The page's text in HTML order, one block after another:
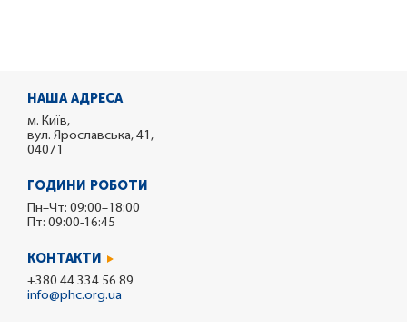
НАША АДРЕСА
м. Київ,
вул. Ярославська, 41,
04071
ГОДИНИ РОБОТИ
Пн–Чт: 09:00–18:00
Пт: 09:00-16:45
КОНТАКТИ
+380 44 334 56 89
info@phc.org.ua